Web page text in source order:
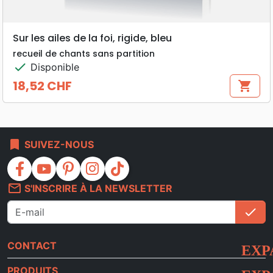
Sur les ailes de la foi, rigide, bleu
recueil de chants sans partition
check Disponible
Prix
18,52 CHF shopping_cart
bookmark SUIVEZ-NOUS
facebook youtube pinterest instagram
tiktok
mail_outline S'INSCRIRE À LA NEWSLETTER
check
CONTACT